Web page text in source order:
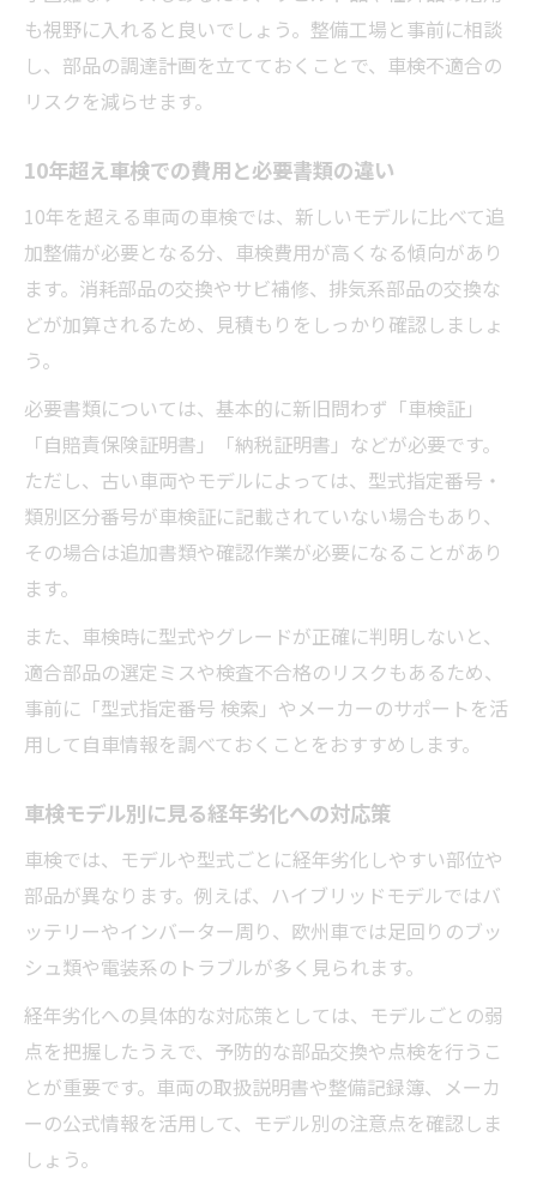
も視野に入れると良いでしょう。整備工場と事前に相談
し、部品の調達計画を立てておくことで、車検不適合の
リスクを減らせます。
10年超え車検での費用と必要書類の違い
10年を超える車両の車検では、新しいモデルに比べて追
加整備が必要となる分、車検費用が高くなる傾向があり
ます。消耗部品の交換やサビ補修、排気系部品の交換な
どが加算されるため、見積もりをしっかり確認しましょ
う。
必要書類については、基本的に新旧問わず「車検証」
「自賠責保険証明書」「納税証明書」などが必要です。
ただし、古い車両やモデルによっては、型式指定番号・
類別区分番号が車検証に記載されていない場合もあり、
その場合は追加書類や確認作業が必要になることがあり
ます。
また、車検時に型式やグレードが正確に判明しないと、
適合部品の選定ミスや検査不合格のリスクもあるため、
事前に「型式指定番号 検索」やメーカーのサポートを活
用して自車情報を調べておくことをおすすめします。
車検モデル別に見る経年劣化への対応策
車検では、モデルや型式ごとに経年劣化しやすい部位や
部品が異なります。例えば、ハイブリッドモデルではバ
ッテリーやインバーター周り、欧州車では足回りのブッ
シュ類や電装系のトラブルが多く見られます。
経年劣化への具体的な対応策としては、モデルごとの弱
点を把握したうえで、予防的な部品交換や点検を行うこ
とが重要です。車両の取扱説明書や整備記録簿、メーカ
ーの公式情報を活用して、モデル別の注意点を確認しま
しょう。